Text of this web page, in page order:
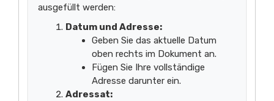
ausgefüllt werden:
Datum und Adresse:
Geben Sie das aktuelle Datum
oben rechts im Dokument an.
Fügen Sie Ihre vollständige
Adresse darunter ein.
Adressat: